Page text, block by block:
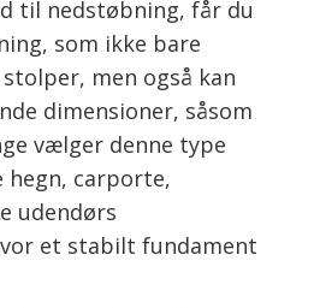
til nedstøbning, får du
som ikke bare
men også kan
dimensioner, såsom
vælger denne type
carporte,
udendørs
et stabilt fundament